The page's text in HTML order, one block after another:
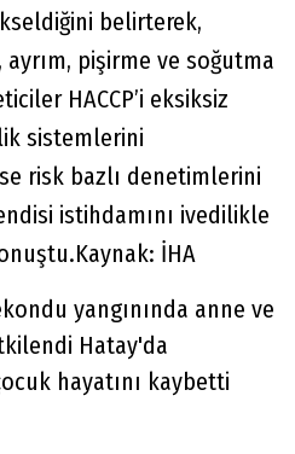
belirterek,
pişirme ve soğutma
HACCP’i eksiksiz
sistemlerini
risk bazlı denetimlerini
istihdamını ivedilikle
İHA
yangınında anne ve
Hatay'da
hayatını kaybetti